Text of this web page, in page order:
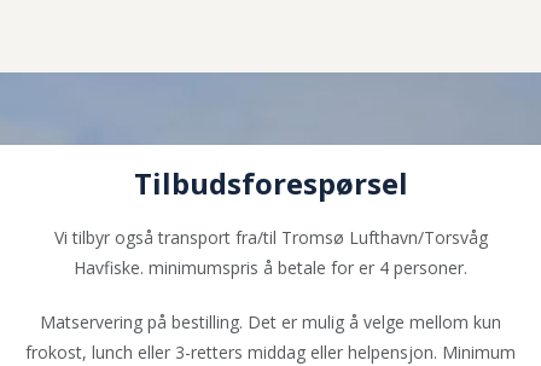
Tilbudsforespørsel
Vi tilbyr også transport fra/til Tromsø Lufthavn/Torsvåg
Havfiske. minimumspris å betale for er 4 personer.
Matservering på bestilling. Det er mulig å velge mellom kun
frokost, lunch eller 3-retters middag eller helpensjon. Minimum